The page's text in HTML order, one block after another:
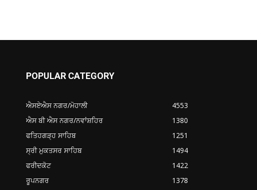
POPULAR CATEGORY
ਐਸਏਐਸ ਨਗਰ/ਮੋਹਾਲੀ
4553
ਐਸ ਬੀ ਐਸ ਨਗਰ/ਨਵਾਂਸ਼ਹਿਰ
1380
ਫਤਿਹਗੜ੍ਹ ਸਾਹਿਬ
1251
ਸ੍ਰੀ ਮੁਕਤਸਰ ਸਾਹਿਬ
1494
ਫਰੀਦਕੋਟ
1422
ਰੂਪਨਗਰ
1378